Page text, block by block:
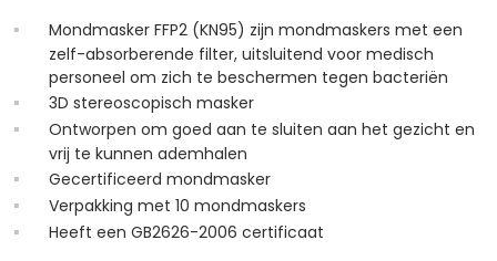
Mondmasker FFP2 (KN95) zijn mondmaskers met een
zelf-absorberende filter, uitsluitend voor medisch
personeel om zich te beschermen tegen bacteriën
3D stereoscopisch masker
Ontworpen om goed aan te sluiten aan het gezicht en
vrij te kunnen ademhalen
Gecertificeerd mondmasker
Verpakking met 10 mondmaskers
Heeft een GB2626-2006 certificaat